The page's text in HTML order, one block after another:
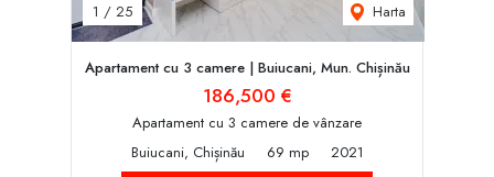
1 / 25 Harta
Apartament cu 3 camere | Buiucani, Mun. Chișinău
186,500 €
Apartament cu 3 camere de vânzare
Buiucani, Chișinău
69 mp
2021